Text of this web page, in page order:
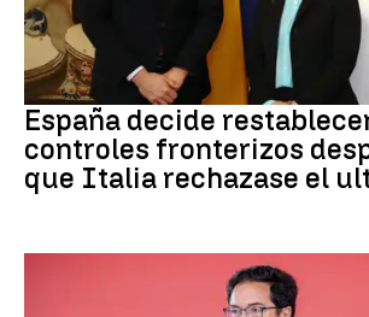
CRISIS MIGRATORIA
España decide
controles fronterizos
que Italia rechazase el